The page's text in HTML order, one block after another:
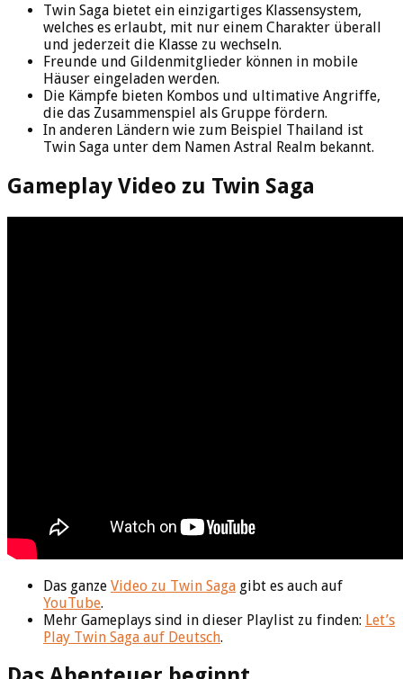
Twin Saga bietet ein einzigartiges Klassensystem,
welches es erlaubt, mit nur einem Charakter überall
und jederzeit die Klasse zu wechseln.
Freunde und Gildenmitglieder können in mobile
Häuser eingeladen werden.
Die Kämpfe bieten Kombos und ultimative Angriffe,
die das Zusammenspiel als Gruppe fördern.
In anderen Ländern wie zum Beispiel Thailand ist
Twin Saga unter dem Namen Astral Realm bekannt.
Gameplay Video zu Twin Saga
Das ganze Video zu Twin Saga gibt es auch auf
YouTube.
Mehr Gameplays sind in dieser Playlist zu finden: Let’s
Play Twin Saga auf Deutsch.